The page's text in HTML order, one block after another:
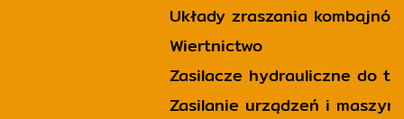
Układy zraszania
Wiertnictwo
Zasilacze hydrauliczne do
Zasilanie urządzeń i